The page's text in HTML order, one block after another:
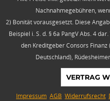
Nachnahmegebühren,
2) Bonität vorausgesetzt. Diese
Beispiel i. S. d. § 6a PangV Abs. 4
den Kreditgeber Consors
Deutschland),
VERTRAG
Impressum AGB Widerrufsrecht